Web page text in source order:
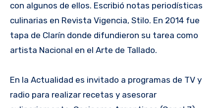
con algunos de ellos. Escribió notas periodísticas
culinarias en Revista Vigencia, Stilo. En 2014 fue
tapa de Clarín donde difundieron su tarea como
artista Nacional en el Arte de Tallado.
En la Actualidad es invitado a programas de TV y
radio para realizar recetas y asesorar